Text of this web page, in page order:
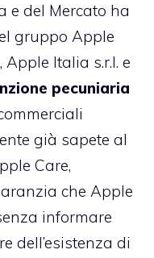
e del Mercato ha
gruppo Apple
Italia s.r.l. e
pecuniaria
già sapete al
Care,
che Apple
informare
dell’esistenza di